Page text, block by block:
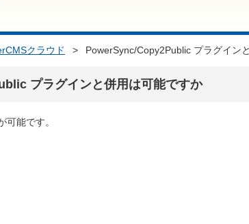
クラウド > PowerSync/Copy2Public プラグイン
プラグインと併用は可能ですか
可能です。